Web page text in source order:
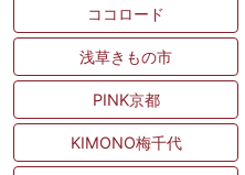
ココロード
浅草きもの市
PINK京都
KIMONO梅千代